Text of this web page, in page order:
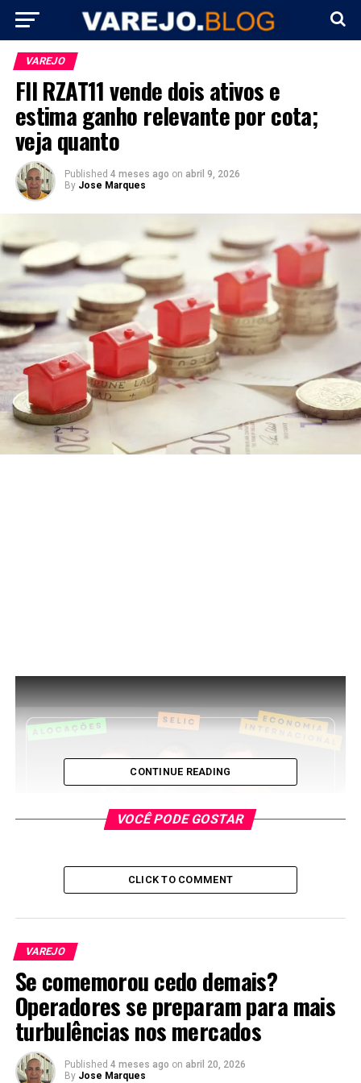
VAREJO
FII RZAT11 vende dois ativos e
estima ganho relevante por cota;
veja quanto
Published 4 meses ago on abril 9, 2026
By Jose Marques
CONTINUE READING
VOCÊ PODE GOSTAR
CLICK TO COMMENT
VAREJO
Se comemorou cedo demais?
Operadores se preparam para mais
turbulências nos mercados
Published 4 meses ago on abril 20, 2026
By Jose Marques